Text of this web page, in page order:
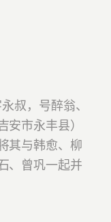
叔，号醉翁、
安市永丰县）
其与韩愈、柳
、曾巩一起并